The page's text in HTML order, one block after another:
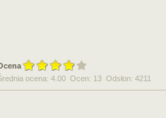
ocena: 4.00 Ocen: 13 Odsłon: 4211